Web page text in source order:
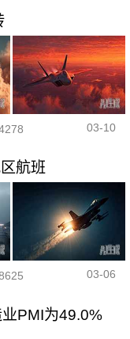
03-10
航班
03-06
PMI为49.0%